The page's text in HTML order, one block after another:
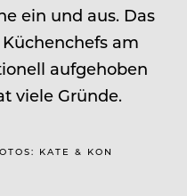
ein und aus. Das
am
aufgehoben
viele Gründe.
KATE & KON